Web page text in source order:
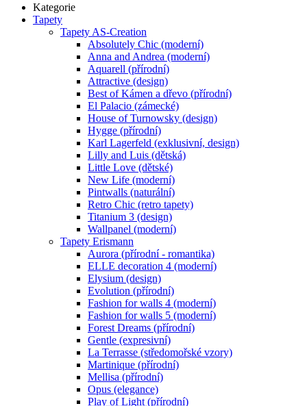
Kategorie
Tapety
Tapety AS-Creation
Absolutely Chic (moderní)
Anna and Andrea (moderní)
Aquarell (přírodní)
Attractive (design)
Best of Kámen a dřevo (přírodní)
El Palacio (zámecké)
House of Turnowsky (design)
Hygge (přírodní)
Karl Lagerfeld (exklusivní, design)
Lilly and Luis (dětská)
Little Love (dětské)
New Life (moderní)
Pintwalls (naturální)
Retro Chic (retro tapety)
Titanium 3 (design)
Wallpanel (moderní)
Tapety Erismann
Aurora (přírodní - romantika)
ELLE decoration 4 (moderní)
Elysium (design)
Evolution (přírodní)
Fashion for walls 4 (moderní)
Fashion for walls 5 (moderní)
Forest Dreams (přírodní)
Gentle (expresivní)
La Terrasse (středomořské vzory)
Martinique (přírodní)
Mellisa (přírodní)
Opus (elegance)
Play of Light (přírodní)